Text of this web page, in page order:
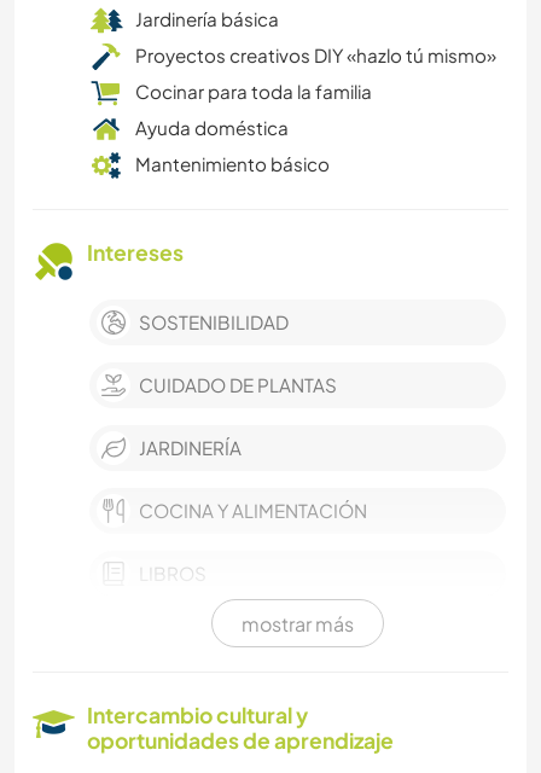
Jardinería básica
Proyectos creativos DIY «hazlo tú mismo»
Cocinar para toda la familia
Ayuda doméstica
Mantenimiento básico
Intereses
SOSTENIBILIDAD
CUIDADO DE PLANTAS
JARDINERÍA
COCINA Y ALIMENTACIÓN
LIBROS
HISTORIA
mostrar más
Intercambio cultural y
oportunidades de aprendizaje